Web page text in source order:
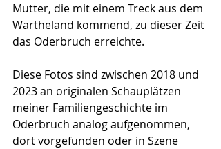
Mutter, die mit einem Treck aus dem
Wartheland kommend, zu dieser Zeit
das Oderbruch erreichte.
Diese Fotos sind zwischen 2018 und
2023 an originalen Schauplätzen
meiner Familiengeschichte im
Oderbruch analog aufgenommen,
dort vorgefunden oder in Szene